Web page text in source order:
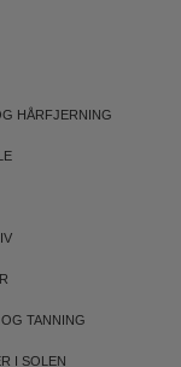
HÅRFJERNING
TANNING
I SOLEN